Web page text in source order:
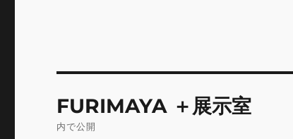
稿
FURIMAYA ＋展示室
内で公開